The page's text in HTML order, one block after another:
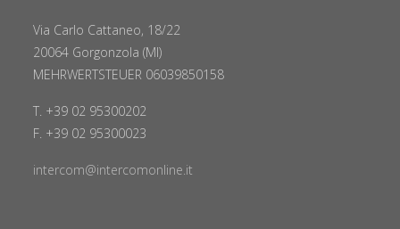
Via Carlo Cattaneo, 18/22
20064 Gorgonzola (MI)
MEHRWERTSTEUER 06039850158
T. +39 02 95300202
F. +39 02 95300023
intercom@intercomonline.it